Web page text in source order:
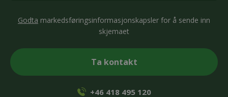
(Påkrevd)
Godta markedsføringsinformasjonskapsler for å sende inn
skjemaet
+46 418 495 120